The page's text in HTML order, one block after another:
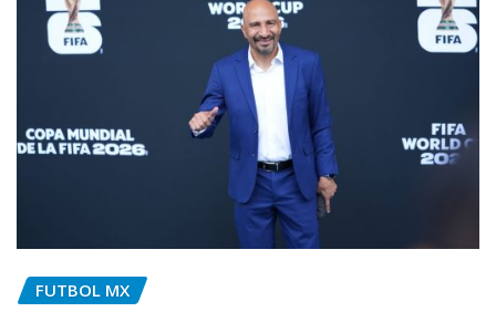
FUTBOL MX